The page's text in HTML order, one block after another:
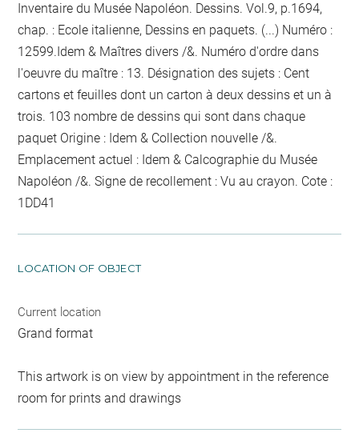
Inventaire du Musée Napoléon. Dessins. Vol.9, p.1694,
chap. : Ecole italienne, Dessins en paquets. (...) Numéro :
12599.Idem & Maîtres divers /&. Numéro d'ordre dans
l'oeuvre du maître : 13. Désignation des sujets : Cent
cartons et feuilles dont un carton à deux dessins et un à
trois. 103 nombre de dessins qui sont dans chaque
paquet Origine : Idem & Collection nouvelle /&.
Emplacement actuel : Idem & Calcographie du Musée
Napoléon /&. Signe de recollement :Vu au crayon. Cote :
1DD41
LOCATION OF OBJECT
Current location
Grand format
This artwork is on view by appointment in the reference
room for prints and drawings